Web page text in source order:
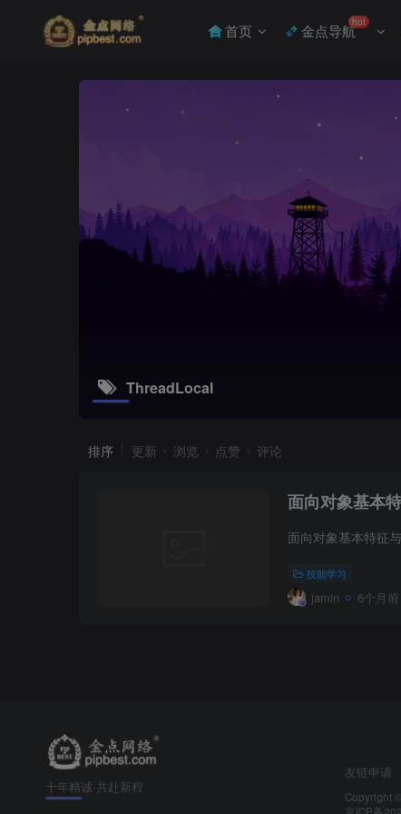
首页 金点导航hot
ThreadLocal
排序 更新 浏览 点赞 评论
面向对象基本
技能学习
jamin 6个月前
十年精诚·共赴新程
友链申请
Copyright
京ICP备